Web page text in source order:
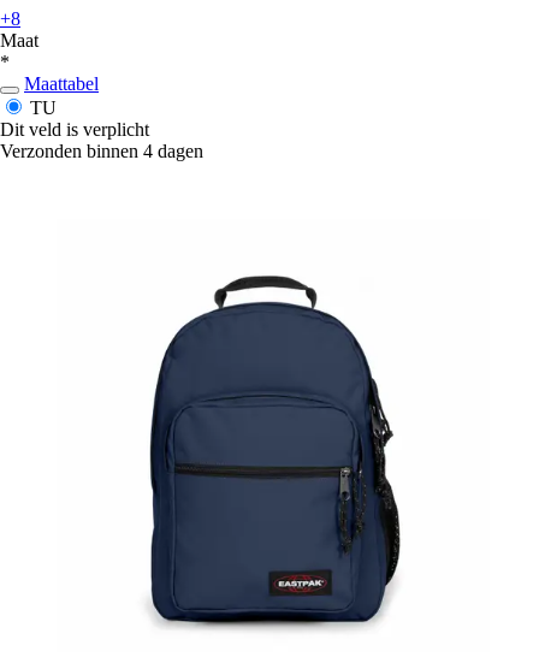
+8
Maat
*
Maattabel
TU
Dit veld is verplicht
Verzonden binnen 4 dagen